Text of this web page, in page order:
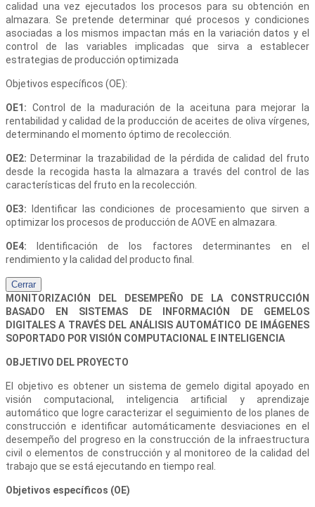
calidad una vez ejecutados los procesos para su obtención en
almazara. Se pretende determinar qué procesos y condiciones
asociadas a los mismos impactan más en la variación datos y el
control de las variables implicadas que sirva a establecer
estrategias de producción optimizada
Objetivos específicos (OE):
OE1: Control de la maduración de la aceituna para mejorar la
rentabilidad y calidad de la producción de aceites de oliva vírgenes,
determinando el momento óptimo de recolección.
OE2: Determinar la trazabilidad de la pérdida de calidad del fruto
desde la recogida hasta la almazara a través del control de las
características del fruto en la recolección.
OE3:
Identificar las condiciones de procesamiento que sirven a
optimizar los procesos de producción de AOVE en almazara.
OE4:
Identificación de los factores determinantes en el
rendimiento y la calidad del producto final.
Cerrar
MONITORIZACIÓN DEL DESEMPEÑO DE LA CONSTRUCCIÓN
BASADO EN SISTEMAS DE INFORMACIÓN DE GEMELOS
DIGITALES A TRAVÉS DEL ANÁLISIS AUTOMÁTICO DE IMÁGENES
SOPORTADO POR VISIÓN COMPUTACIONAL E INTELIGENCIA
OBJETIVO DEL PROYECTO
El objetivo es obtener un sistema de gemelo digital apoyado en
visión computacional, inteligencia artificial y aprendizaje
automático que logre caracterizar el seguimiento de los planes de
construcción e identificar automáticamente desviaciones en el
desempeño del progreso en la construcción de la infraestructura
civil o elementos de construcción y al monitoreo de la calidad del
trabajo que se está ejecutando en tiempo real.
Objetivos específicos (OE)